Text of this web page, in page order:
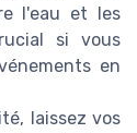
l'eau et les
si vous
en
laissez vos